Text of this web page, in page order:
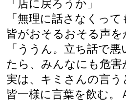
「店に戻ろうか」
「無理に話さなくっ
皆がおそるおそる声
「ううん。立ち話で
たら、みんなにも危
実は、キミさんの言
皆一様に言葉を飲む